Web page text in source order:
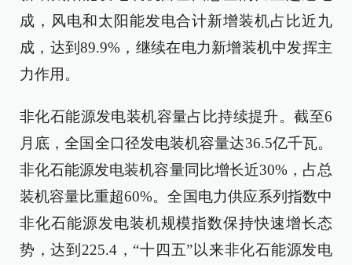
成，风电和太阳能发电合计新增装机占比近九
成，达到89.9%，继续在电力新增装机中发挥主
力作用。
非化石能源发电装机容量占比持续提升。截至6
月底，全国全口径发电装机容量达36.5亿千瓦。
非化石能源发电装机容量同比增长近30%，占总
装机容量比重超60%。全国电力供应系列指数中
非化石能源发电装机规模指数保持快速增长态
势，达到225.4，“十四五”以来非化石能源发电